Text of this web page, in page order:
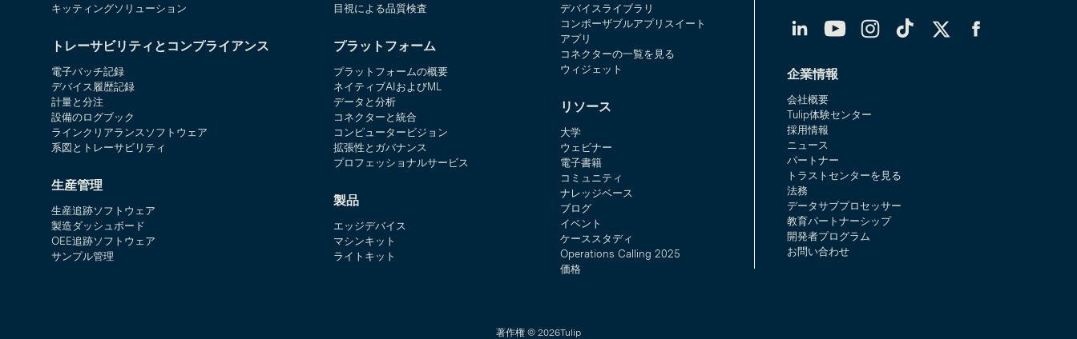
キッティングソリューション
トレーサビリティとコンプライアンス
電子バッチ記録
デバイス履歴記録
計量と分注
設備のログブック
ラインクリアランスソフトウェア
系図とトレーサビリティ
生産管理
生産追跡ソフトウェア
製造ダッシュボード
OEE追跡ソフトウェア
サンプル管理
目視による品質検査
プラットフォーム
プラットフォームの概要
ネイティブAIおよびML
データと分析
コネクターと統合
コンピュータービジョン
拡張性とガバナンス
プロフェッショナルサービス
製品
エッジデバイス
マシンキット
ライトキット
デバイスライブラリ
コンポーザブルアプリスイート
アプリ
コネクターの一覧を見る
ウィジェット
リソース
大学
ウェビナー
電子書籍
コミュニティ
ナレッジベース
ブログ
イベント
ケーススタディ
Operations Calling 2025
価格
LinkedInYouTubeInstagramTikTokX（Twitter）
Facebook
企業情報
会社概要
Tulip体験センター
採用情報
ニュース
パートナー
トラストセンターを見る
法務
データサブプロセッサー
教育パートナーシップ
開発者プログラム
お問い合わせ
著作権 © 2026Tulip